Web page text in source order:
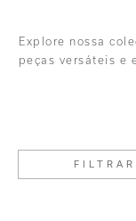
Explore nossa
peças versáteis e
FILTRAR